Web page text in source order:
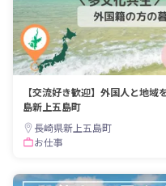
【交流好き歓迎】外国人と地
島新上五島町
長崎県新上五島町
お仕事